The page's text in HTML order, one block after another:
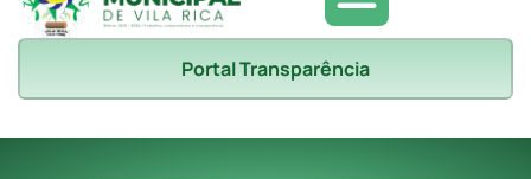
Portal Transparência